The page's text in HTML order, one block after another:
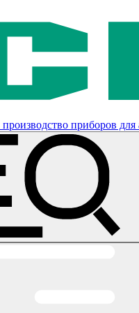
производство приборов для